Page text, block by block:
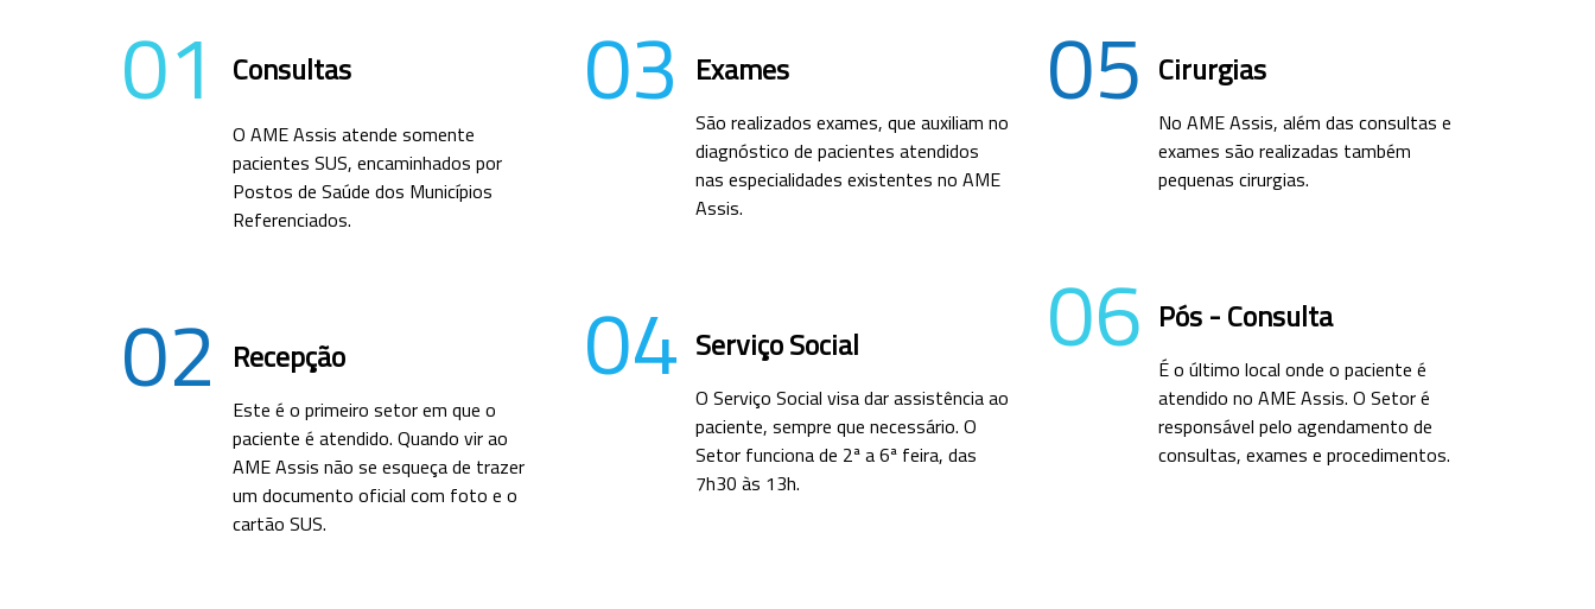
01 Consultas
O AME Assis atende somente
pacientes SUS, encaminhados por
Postos de Saúde dos Municípios
Referenciados.
02 Recepção
Este é o primeiro setor em que o
paciente é atendido. Quando vir ao
AME Assis não se esqueça de trazer
um documento oficial com foto e o
cartão SUS.
03 Exames
São realizados exames, que auxiliam no
diagnóstico de pacientes atendidos
nas especialidades existentes no AME
Assis.
04 Serviço Social
O Serviço Social visa dar assistência ao
paciente, sempre que necessário. O
Setor funciona de 2ª a 6ª feira, das
7h30 às 13h.
05 Cirurgias
No AME Assis, além das consultas e
exames são realizadas também
pequenas cirurgias.
06 Pós - Consulta
É o último local onde o paciente é
atendido no AME Assis. O Setor é
responsável pelo agendamento de
consultas, exames e procedimentos.